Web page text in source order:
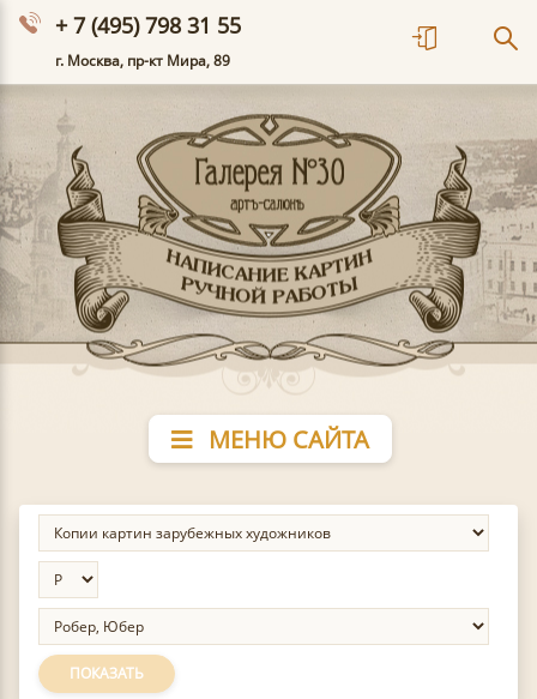
+ 7 (495) 798 31 55
г. Москва, пр-кт Мира, 89
МЕНЮ САЙТА
ПОКАЗАТЬ